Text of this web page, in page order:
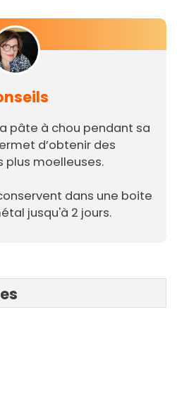
pâte à chou pendant sa
d’obtenir des
plus moelleuses.
dans une boite
jusqu'à 2 jours.